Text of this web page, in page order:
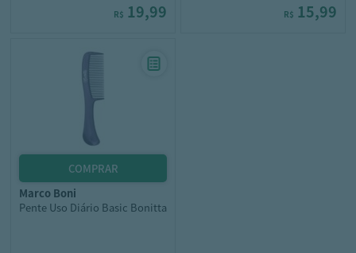
R$ 19,99 R$ 15,99
marco boni
Pente Uso Diário Basic Bonitta